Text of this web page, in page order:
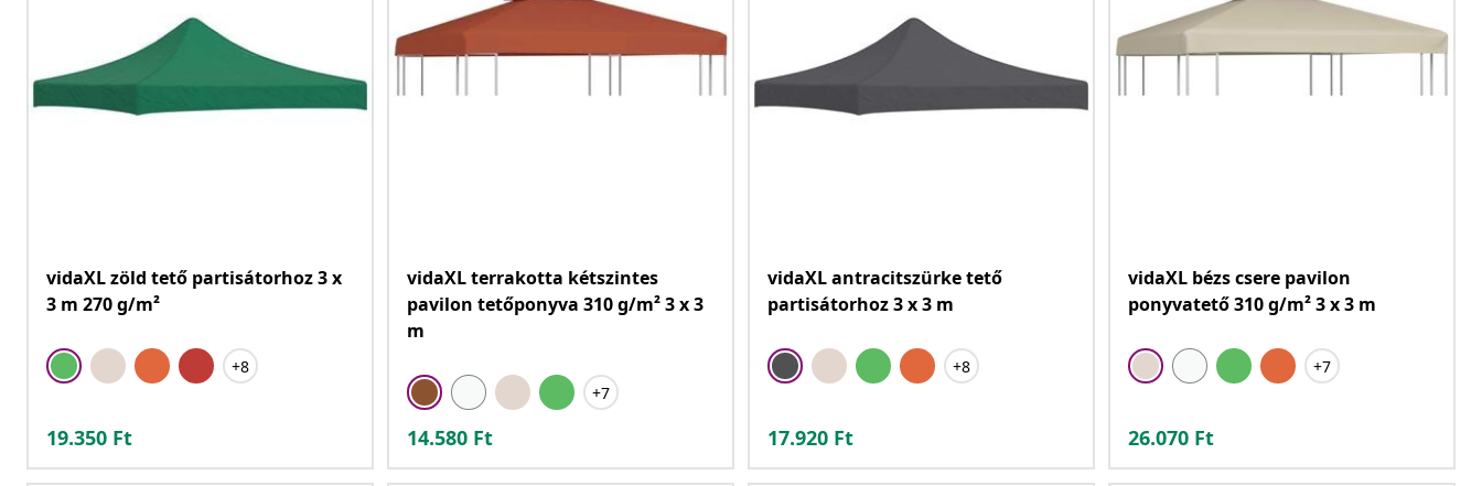
vidaXL zöld tető partisátorhoz 3 x
3 m 270 g/m²
+8
19.350 Ft
vidaXL terrakotta kétszintes
pavilon tetőponyva 310 g/m² 3 x 3
m
+7
14.580 Ft
vidaXL antracitszürke tető
partisátorhoz 3 x 3 m
+8
17.920 Ft
vidaXL bézs csere pavilon
ponyvatető 310 g/m² 3 x 3 m
+7
26.070 Ft